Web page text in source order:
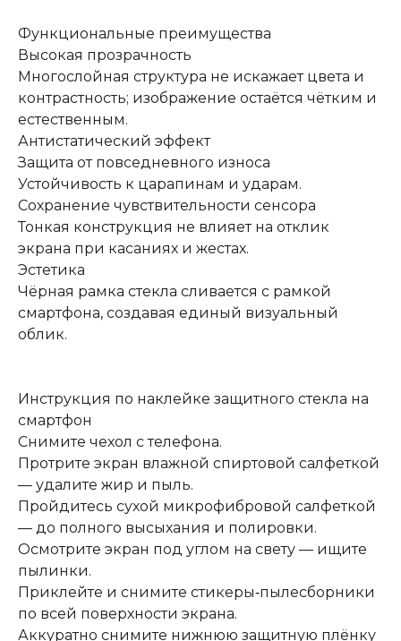
Функциональные преимущества
Высокая прозрачность
Многослойная структура не искажает цвета и
контрастность; изображение остаётся чётким и
естественным.
Антистатический эффект
Защита от повседневного износа
Устойчивость к царапинам и ударам.
Сохранение чувствительности сенсора
Тонкая конструкция не влияет на отклик
экрана при касаниях и жестах.
Эстетика
Чёрная рамка стекла сливается с рамкой
смартфона, создавая единый визуальный
облик.
Инструкция по наклейке защитного стекла на
смартфон
Снимите чехол с телефона.
Протрите экран влажной спиртовой салфеткой
— удалите жир и пыль.
Пройдитесь сухой микрофибровой салфеткой
— до полного высыхания и полировки.
Осмотрите экран под углом на свету — ищите
пылинки.
Приклейте и снимите стикеры‑пылесборники
по всей поверхности экрана.
Аккуратно снимите нижнюю защитную плёнку